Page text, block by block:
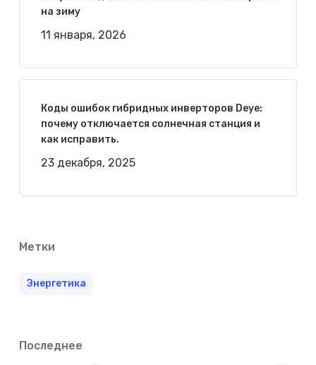
на зиму
11 января, 2026
Коды ошибок гибридных инверторов Deye:
почему отключается солнечная станция и
как исправить.
23 декабря, 2025
Метки
Энергетика
Последнее